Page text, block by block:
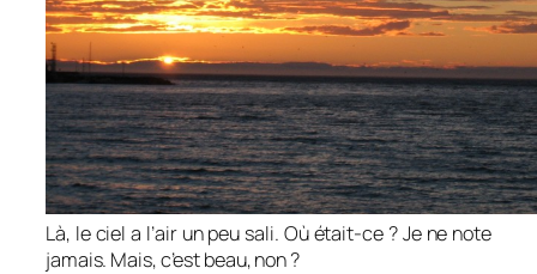
Là, le ciel a l’air un peu sali. Où était-ce ? Je ne note
jamais. Mais, c’est beau, non ?